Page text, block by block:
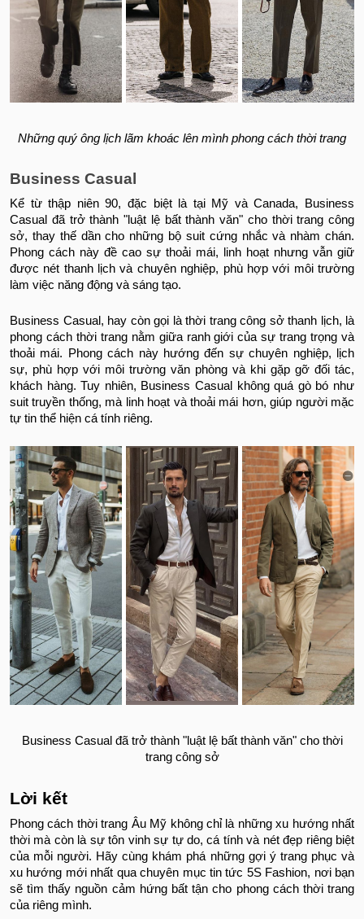
Những quý ông lịch lãm khoác lên mình phong cách thời trang
Business Casual
Kể từ thập niên 90, đặc biệt là tại Mỹ và Canada, Business
Casual đã trở thành "luật lệ bất thành văn" cho thời trang công
sở, thay thế dần cho những bộ suit cứng nhắc và nhàm chán.
Phong cách này đề cao sự thoải mái, linh hoạt nhưng vẫn giữ
được nét thanh lịch và chuyên nghiệp, phù hợp với môi trường
làm việc năng động và sáng tạo.
Business Casual, hay còn gọi là thời trang công sở thanh lịch, là
phong cách thời trang nằm giữa ranh giới của sự trang trọng và
thoải mái. Phong cách này hướng đến sự chuyên nghiệp, lịch
sự, phù hợp với môi trường văn phòng và khi gặp gỡ đối tác,
khách hàng. Tuy nhiên, Business Casual không quá gò bó như
suit truyền thống, mà linh hoạt và thoải mái hơn, giúp người mặc
tự tin thể hiện cá tính riêng.
Business Casual đã trở thành "luật lệ bất thành văn" cho thời
trang công sở
Lời kết
Phong cách thời trang Âu Mỹ không chỉ là những xu hướng nhất
thời mà còn là sự tôn vinh sự tự do, cá tính và nét đẹp riêng biệt
của mỗi người. Hãy cùng khám phá những gợi ý trang phục và
xu hướng mới nhất qua chuyên mục tin tức 5S Fashion, nơi bạn
sẽ tìm thấy nguồn cảm hứng bất tận cho phong cách thời trang
của riêng mình.